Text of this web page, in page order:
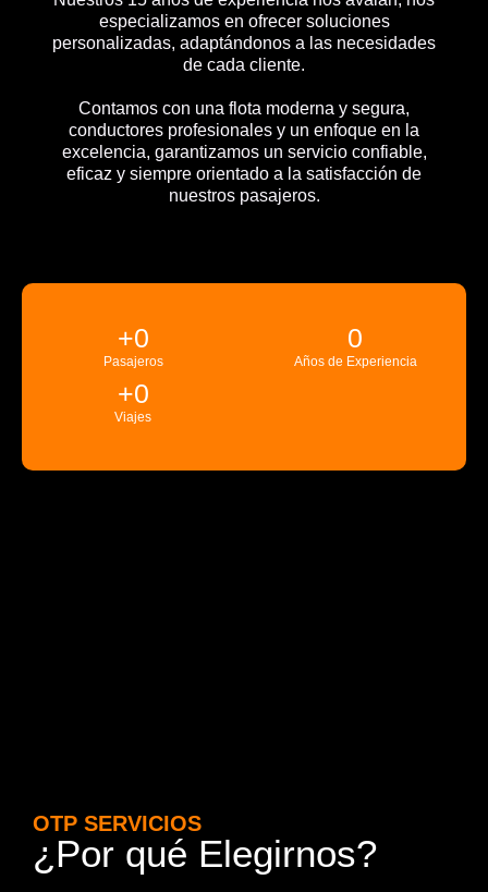
especializamos en ofrecer soluciones
personalizadas, adaptándonos a las necesidades
de cada cliente.
Contamos con una flota moderna y segura,
conductores profesionales y un enfoque en la
excelencia, garantizamos un servicio confiable,
eficaz y siempre orientado a la satisfacción de
nuestros pasajeros.
Pasajeros
+0
Años de Experiencia
0
Viajes
+0
OTP SERVICIOS
¿Por qué Elegirnos?